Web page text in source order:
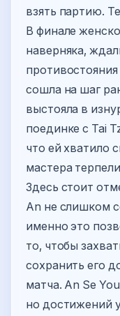
взять партию.
В финале
наверняка,
сошла на шаг
выстояла в
поединке с Tai
что ей хватило
мастера
Здесь стоит
An не слишком
именно это
то, чтобы
сохранить его
матча. An Se
но достижений